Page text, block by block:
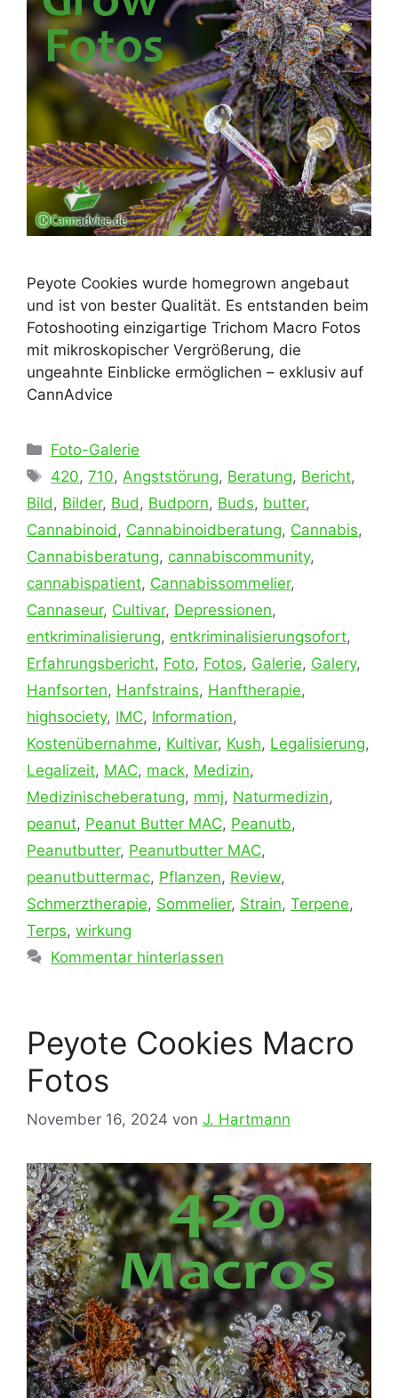
Peyote Cookies wurde homegrown angebaut
und ist von bester Qualität. Es entstanden beim
Fotoshooting einzigartige Trichom Macro Fotos
mit mikroskopischer Vergrößerung, die
ungeahnte Einblicke ermöglichen – exklusiv auf
CannAdvice
Kategorien
Foto-Galerie
Schlagwörter
420,710, Angststörung, Beratung, Bericht,
Bild , Bilder, Bud , Budporn, Buds, butter,
Cannabinoid , Cannabinoidberatung, Cannabis,
Cannabisberatung, cannabiscommunity,
cannabispatient, Cannabissommelier,
Cannaseur, Cultivar, Depressionen,
entkriminalisierung, entkriminalisierungsofort,
Erfahrungsbericht, Foto, Fotos, Galerie, Galery,
Hanfsorten, Hanfstrains, Hanftherapie,
highsociety, IMC, Information,
Kostenübernahme, Kultivar, Kush, Legalisierung,
Legalizeit, MAC, mack, Medizin,
Medizinischeberatung, mmj, Naturmedizin,
peanut, Peanut Butter MAC, Peanutb,
Peanutbutter, Peanutbutter MAC,
peanutbuttermac, Pflanzen, Review,
Schmerztherapie, Sommelier, Strain, Terpene,
Terps, wirkung
Kommentar hinterlassen
Peyote Cookies Macro
Fotos
November 16, 2024 von J. Hartmann